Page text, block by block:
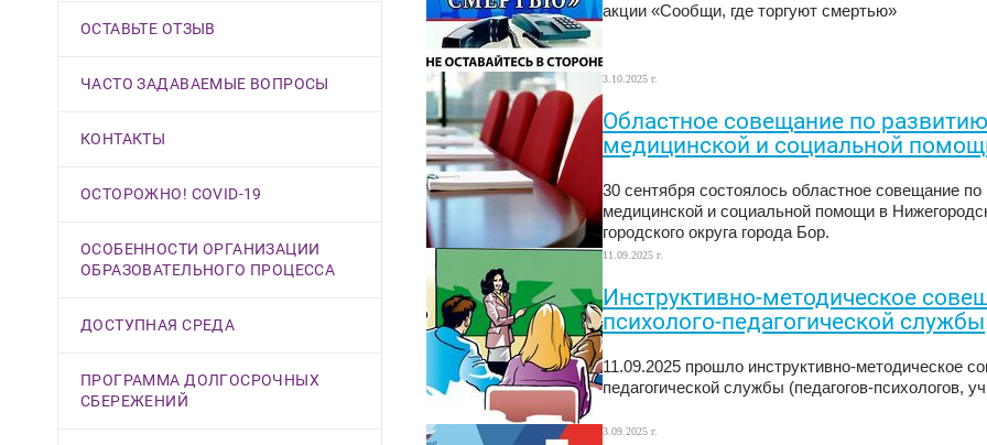
ОСТАВЬТЕ ОТЗЫВ
ЧАСТО ЗАДАВАЕМЫЕ ВОПРОСЫ
КОНТАКТЫ
ОСТОРОЖНО! COVID-19
ОСОБЕННОСТИ ОРГАНИЗАЦИИ
ОБРАЗОВАТЕЛЬНОГО ПРОЦЕССА
ДОСТУПНАЯ СРЕДА
ПРОГРАММА ДОЛГОСРОЧНЫХ
СБЕРЕЖЕНИЙ
акции «Сообщи, где торгуют смертью»
3.10.2025 г.
Областное совещание по
медицинской и социальной
30 сентября состоялось областное совещание по
медицинской и социальной помощи в
городского округа города Бор.
11.09.2025 г.
Инструктивно-методическое
психолого-педагогической службы
11.09.2025 прошло инструктивно-методическое
педагогической службы (педагогов-психологов,
3.09.2025 г.